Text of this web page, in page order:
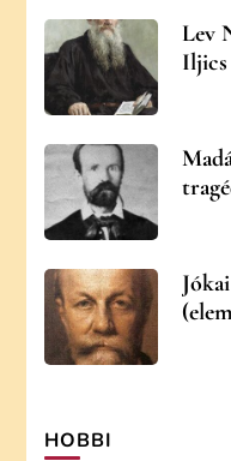
Lev
Iljics
HOBBI